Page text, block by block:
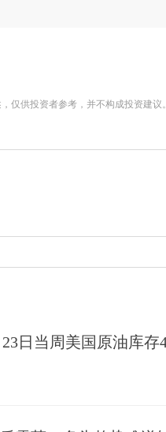
仅供投资者参考，并不构成投资建议
日当周美国原油库存